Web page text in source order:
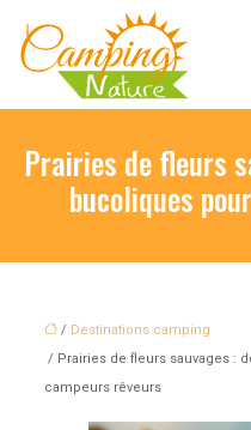
Prairies de fleurs
bucoliques
/ Destinations camping
/ Prairies de fleurs sauvages :
campeurs rêveurs